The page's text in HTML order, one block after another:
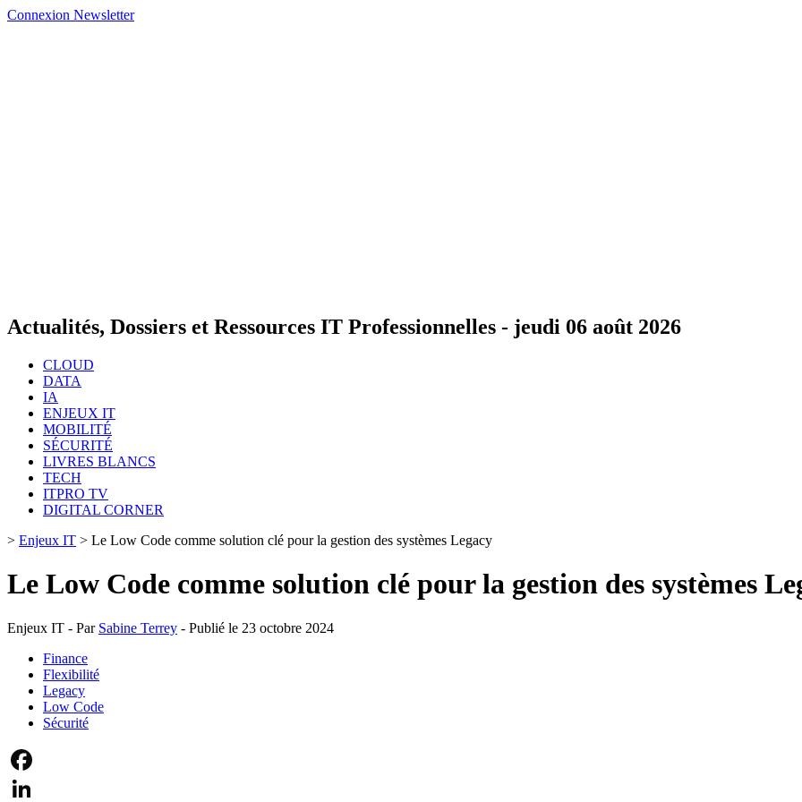
Connexion Newsletter
Actualités, Dossiers et Ressources IT Professionnelles - jeudi 06 août 2026
CLOUD
DATA
IA
ENJEUX IT
MOBILITÉ
SÉCURITÉ
LIVRES BLANCS
TECH
ITPRO TV
DIGITAL CORNER
> Enjeux IT > Le Low Code comme solution clé pour la gestion des systèmes Legacy
Le Low Code comme solution clé pour la gestion des systèmes
Enjeux IT - Par Sabine Terrey - Publié le 23 octobre 2024
Finance
Flexibilité
Legacy
Low Code
Sécurité
Facebook